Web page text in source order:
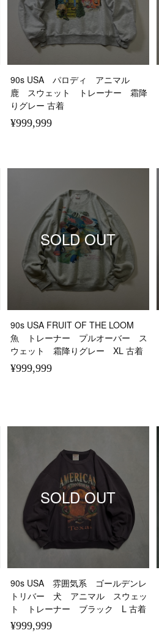
90s USA パロディ アニマル
鹿 スウェット トレーナー 霜降
りグレー 古着
¥999,999
SOLD OUT
90s USA FRUIT OF THE LOOM
魚 トレーナー プルオーバー ス
ウェット 霜降りグレー XL 古着
¥999,999
SOLD OUT
90s USA 雰囲気系 ゴールデンレ
トリバー 犬 アニマル スウェッ
ト トレーナー ブラック L 古着
¥999,999